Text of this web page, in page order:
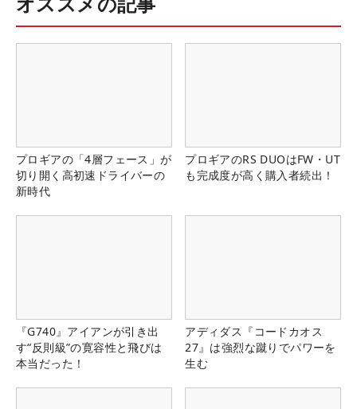
プロギアの「4層フェース」が
切り開く高初速ドライバーの
新時代
プロギアのRS DUOはFW・UT
も完成度が高く購入者続出！
『G740』アイアンが引き出
す“反則級”の寛容性と飛びは
本当だった！
アディダス『コードカオス
27』は強烈な蹴りでパワーを
生む